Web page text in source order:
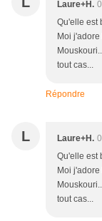
Laure+H.
Qu'elle est
Moi
tout cas...
Répondre
L Laure+H.
Qu'elle est
Moi
tout cas...